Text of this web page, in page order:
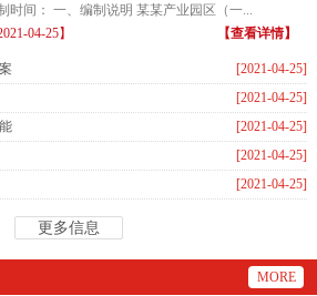
时间： 一、编制说明 某某产业园区（一...
04-25】
【查看详情】
[2021-04-25]
[2021-04-25]
[2021-04-25]
[2021-04-25]
[2021-04-25]
更多信息
MORE